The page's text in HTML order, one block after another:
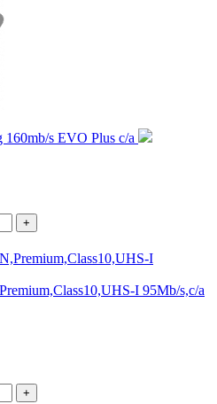
s EVO Plus с/а
+
I 95Mb/s,c/а
+